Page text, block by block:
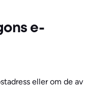
e-
eller om de av